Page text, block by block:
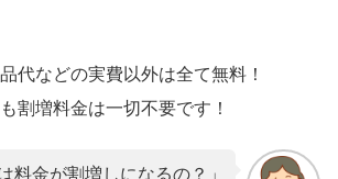
代などの実費以外は全て無料！
割増料金は一切不要です！
料金が割増しになるの？」